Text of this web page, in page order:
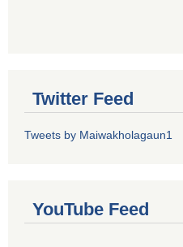
Twitter Feed
Tweets by Maiwakholagaun1
YouTube Feed